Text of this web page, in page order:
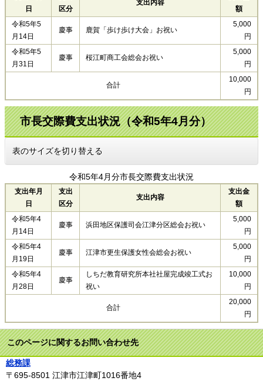
日
区分
支出内容
額
令和5年5
月14日
慶事 鹿賀「歩け歩け大会」お祝い
5,000
円
令和5年5
月31日
慶事 桜江町商工会総会お祝い
5,000
円
合計
10,000
円
市長交際費支出状況（令和5年4月分）
表のサイズを切り替える
支出年月
日
支出
区分
支出内容
支出金
額
令和5年4月分市長交際費支出状況
令和5年4
月14日
慶事 浜田地区保護司会江津分区総会お祝い
5,000
円
令和5年4
月19日
慶事 江津市更生保護女性会総会お祝い
5,000
円
令和5年4
月28日
慶事
しちだ教育研究所本社社屋完成竣工式お
祝い
10,000
円
合計
20,000
円
このページに関するお問い合わせ先
総務課
〒695-8501 江津市江津町1016番地4